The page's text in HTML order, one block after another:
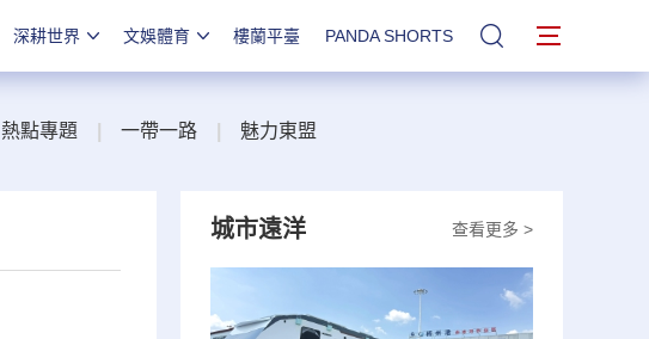
深耕世界 文娛體育 樓蘭平臺 PANDA SHORTS 站內搜索
熱點專題 一帶一路 魅力東盟
查看更多 >
城市遠洋